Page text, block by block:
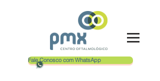
Fale Conosco com WhatsApp